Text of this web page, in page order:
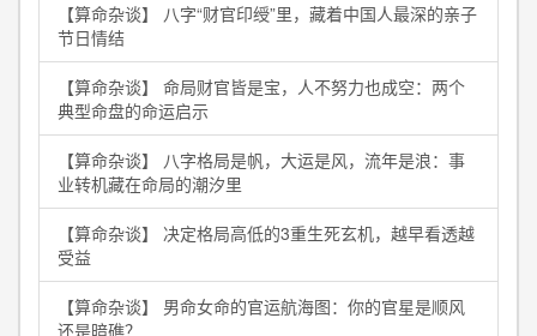
【算命杂谈】 八字“财官印绶”里，藏着中国人最深的亲子
节日情结
【算命杂谈】 命局财官皆是宝，人不努力也成空：两个
典型命盘的命运启示
【算命杂谈】 八字格局是帆，大运是风，流年是浪：事
业转机藏在命局的潮汐里
【算命杂谈】 决定格局高低的3重生死玄机，越早看透越
受益
【算命杂谈】 男命女命的官运航海图：你的官星是顺风
还是暗礁？